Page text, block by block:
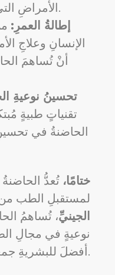
الأمراضِ التي تُعاني منها البشريةُ.
إطالةُ العمرِ:
الإنسانِ وعلاجِ
أنْ تُساهمَ
تحسينُ نوعيةِ
تقنياتٍ طبيةٍ
الحاضنةُ في
ختامًا، تُعدُّ الحاضنةُ
لمستقبلِ الطب
الجينيِّ، تُساهمُ
نوعيةٍ في مجالِ
أفضلَ للبشريةِ جمعاء.